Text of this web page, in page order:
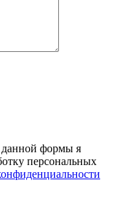
данной формы я
персональных